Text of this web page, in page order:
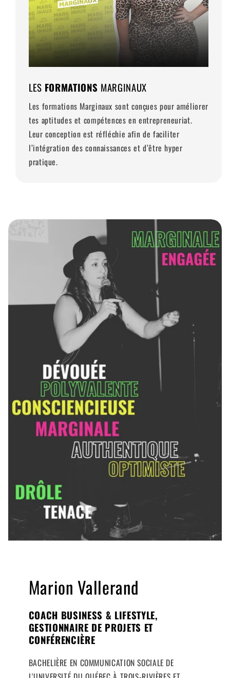
LES FORMATIONS MARGINAUX
Les formations Marginaux sont conçues pour améliorer
tes aptitudes et compétences en entrepreneuriat.
Leur conception est réfléchie afin de faciliter
l’intégration des connaissances et d’être hyper
pratique.
Marion Vallerand
COACH BUSINESS & LIFESTYLE,
GESTIONNAIRE DE PROJETS ET
CONFÉRENCIÈRE
BACHELIÈRE EN COMMUNICATION SOCIALE DE